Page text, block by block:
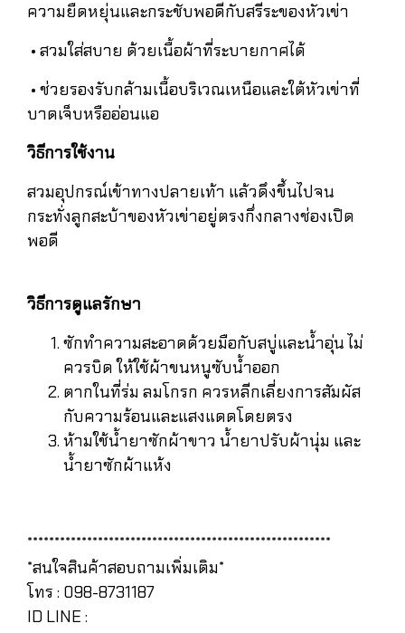
ความยืดหยุ่นและกระชับพอดีกับสรีระของหัวเข่า
• สวมใส่สบาย ด้วยเนื้อผ้าที่ระบายกาศได้
• ช่วยรองรับกล้ามเนื้อบริเวณเหนือและใต้หัวเข่าที่
บาดเจ็บหรืออ่อนแอ
วิธีการใช้งาน
สวมอุปกรณ์เข้าทางปลายเท้า แล้วดึงขึ้นไปจน
กระทั่งลูกสะบ้าของหัวเข่าอยู่ตรงกึ่งกลางช่องเปิด
พอดี
วิธีการดูแลรักษา
ซักทำความสะอาดด้วยมือกับสบู่และน้ำอุ่น ไม่
ควรบิด ให้ใช้ผ้าขนหนูซับน้ำออก
ตากในที่ร่ม ลมโกรก ควรหลีกเลี่ยงการสัมผัส
กับความร้อนและแสงแดดโดยตรง
ห้ามใช้น้ำยาซักผ้าขาว น้ำยาปรับผ้านุ่ม และ
น้ำยาซักผ้าแห้ง
********************************************************
*สนใจสินค้าสอบถามเพิ่มเติม*
โทร : 098-8731187
ID LINE :